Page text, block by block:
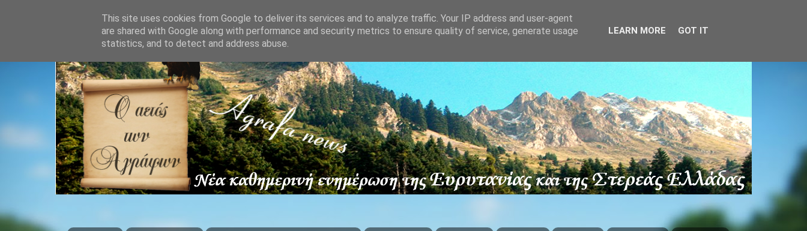
This site uses cookies from Google to deliver its services and to analyze traffic. Your IP address and user-agent
are shared with Google along with performance and security metrics to ensure quality of service, generate usage
statistics, and to detect and address abuse.
LEARN MORE GOT IT